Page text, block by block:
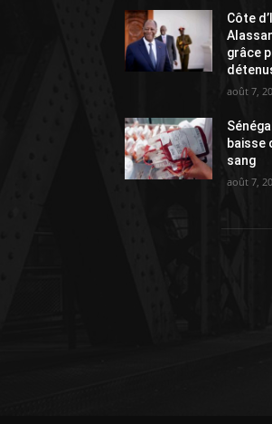
Côte
grâce
août 7,
baisse
sang
août 7,